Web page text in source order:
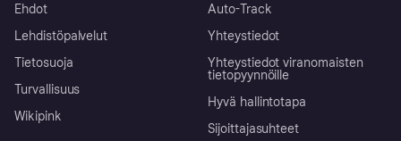
Ehdot
Lehdistöpalvelut
Tietosuoja
Turvallisuus
Wikipink
Auto-Track
Yhteystiedot
Yhteystiedot viranomaisten
tietopyynnöille
Hyvä hallintotapa
Sijoittajasuhteet